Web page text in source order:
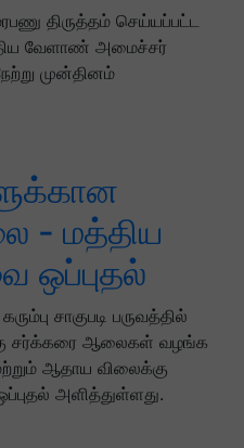
திருத்தம் செய்யப்பட்ட
வேளாண் அமைச்சர்
முன்தினம்
- மத்திய
ஒப்புதல்
சாகுபடி பருவத்தில்
சர்க்கரை ஆலைகள் வழங்க
ஆதாய விலைக்கு
அளித்துள்ளது.